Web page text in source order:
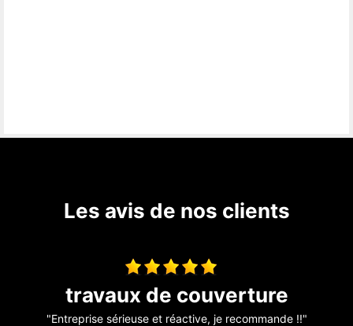
Les avis de nos clients
Avis traveaux
"Artisan qui connaît très bien son métier vraie équipe de